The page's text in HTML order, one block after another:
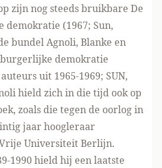
zijn nog steeds bruikbare De
(1967; Sun,
bundel Agnoli, Blanke en
burgerlijke demokratie
uit 1965-1969; SUN,
hield zich in die tijd ook op
zoals die tegen de oorlog in
jaar hoogleraar
Universiteit Berlijn.
1990 hield hij een laatste